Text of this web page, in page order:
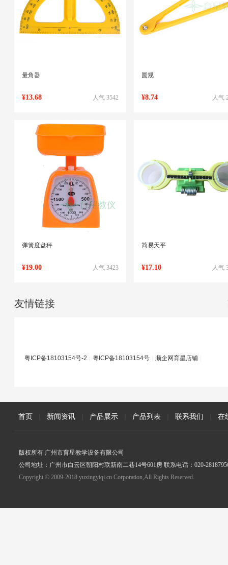
量角器
人气 3542
¥13.68
圆规
人气
¥8.74
弹簧度盘秤
人气 3423
¥19.00
简易天平
人气
¥17.10
友情链接
粤ICP备18103154号-2 粤ICP备18103154号 顺企网育星店铺
首页 新闻资讯 产品展示 产品列表 联系我们 在
版权所有 广州市育星教学设备有限公司
公司地址：广州市白云区朝阳村联新南二巷14号601房 联系电话：020-
Copyright © 2009-2018 yuxingyiqi.cn Corporation,All Rights Reserved.